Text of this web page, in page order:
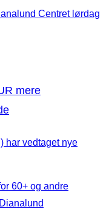
Centret lørdag
mere
har vedtaget nye